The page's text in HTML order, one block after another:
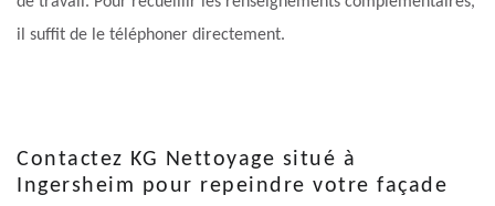
il suffit de le téléphoner directement.
Contactez KG Nettoyage situé à
Ingersheim pour repeindre votre façade